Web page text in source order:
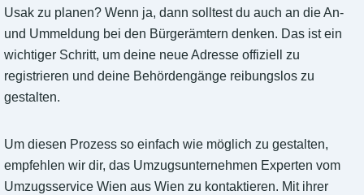
Usak zu planen? Wenn ja, dann solltest du auch an die An-
und Ummeldung bei den Bürgerämtern denken. Das ist ein
wichtiger Schritt, um deine neue Adresse offiziell zu
registrieren und deine Behördengänge reibungslos zu
gestalten.
Um diesen Prozess so einfach wie möglich zu gestalten,
empfehlen wir dir, das Umzugsunternehmen Experten vom
Umzugsservice Wien aus Wien zu kontaktieren. Mit ihrer